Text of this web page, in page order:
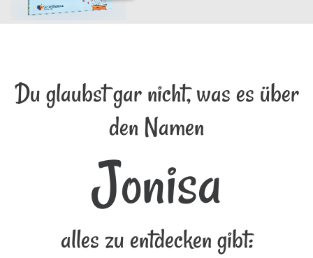
Du glaubst gar nicht, was es über
den Namen
Jonisa
alles zu entdecken gibt: